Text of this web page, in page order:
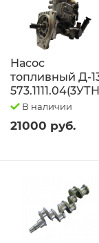
Насос
топливный Д-
В наличии
21000 руб.